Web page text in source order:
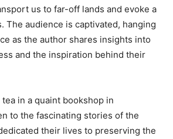
us to ⁣far-off‌ lands and evoke a⁤
The audience ​is captivated, hanging
as the author shares insights ​into
and the inspiration behind​ their
in a ⁢quaint bookshop in
to the fascinating ⁣stories of⁣ the⁢
their‍ lives to preserving the